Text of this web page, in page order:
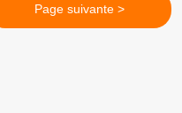
Page suivante >